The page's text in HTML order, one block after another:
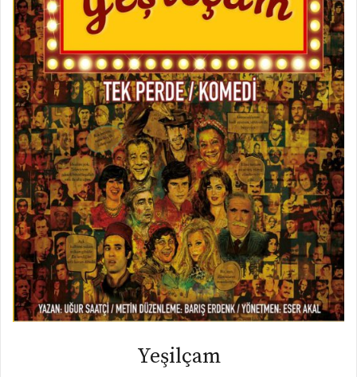
Yeşilçam